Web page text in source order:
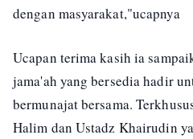
dengan masyarakat,"ucapnya
Ucapan terima kasih ia
jama'ah yang bersedia hadir
bermunajat bersama.
Halim dan Ustadz Khairudin